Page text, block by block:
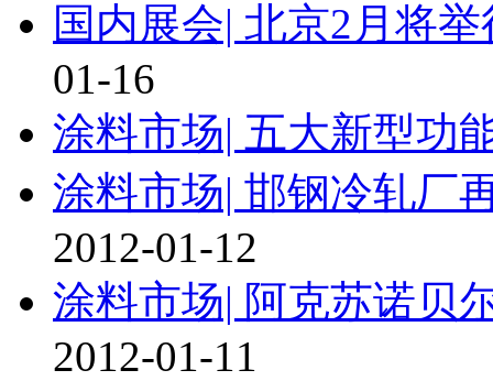
国内展会| 北京2月将
01-16
涂料市场| 五大新型功
涂料市场| 邯钢冷轧厂
2012-01-12
涂料市场| 阿克苏诺贝
2012-01-11